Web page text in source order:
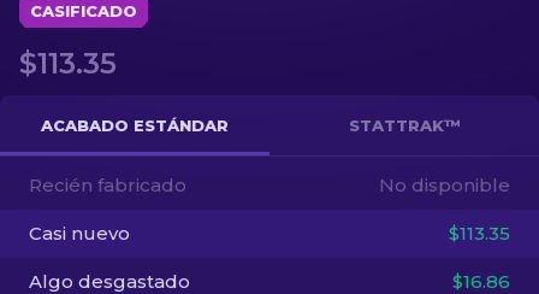
Guantes
Otro
ES
CASIFICADO
$113.35
ACABADO ESTÁNDAR STATTRAK™
Recién fabricado No disponible
Casi nuevo $113.35
Algo desgastado $16.86